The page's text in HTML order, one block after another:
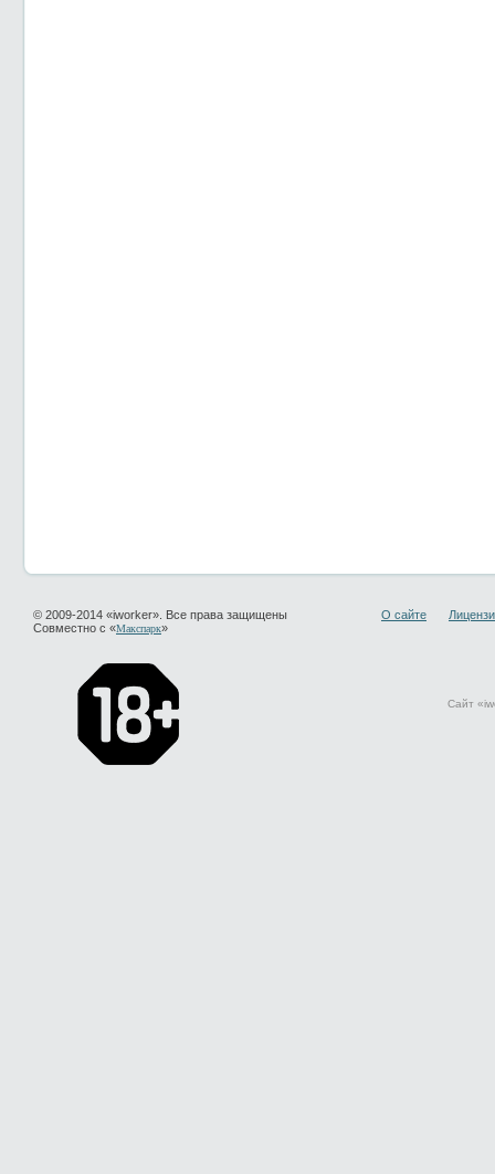
© 2009-2014 «iworker». Все права защищены
Совместно с «Макспарк»
О сайте
Сайт